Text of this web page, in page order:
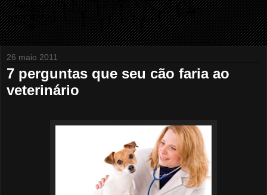
26 maio 2011
7 perguntas que seu cão faria ao
veterinário